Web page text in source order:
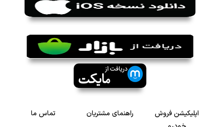
اپلیکیشن فروش
راهنمای مشتریان تماس ما